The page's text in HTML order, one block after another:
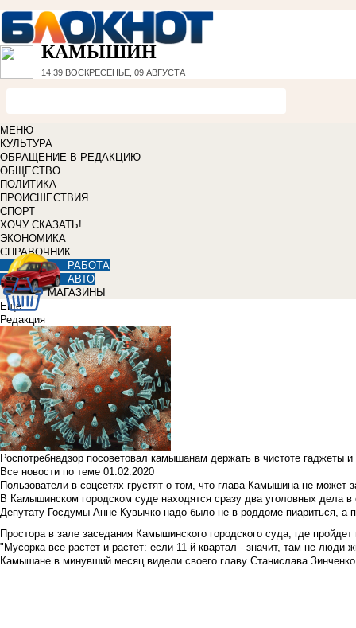
КАМЫШИН
14:39 ВОСКРЕСЕНЬЕ, 09 АВГУСТА
МЕНЮ
КУЛЬТУРА
ОБРАЩЕНИЕ В РЕДАКЦИЮ
ОБЩЕСТВО
ПОЛИТИКА
ПРОИСШЕСТВИЯ
СПОРТ
ХОЧУ СКАЗАТЬ!
ЭКОНОМИКА
СПРАВОЧНИК
РАБОТА
АВТО
МАГАЗИНЫ
Еще
Редакция
Роспотребнадзор посоветовал камышанам держать в чистоте гаджеты
Все новости по теме 01.02.2020
Пользователи в соцсетях грустят о том, что глава Камышина не может
В Камышинском городском суде находятся сразу два уголовных дела
Депутату Госдумы Анне Кувычко надо было не в роддоме пиариться, а
Простора в зале заседания Камышинского городского суда, где
"Мусорка все растет и растет: если 11-й квартал - значит, там не люди
Камышане в минувший месяц видели своего главу Станислава Зинченко